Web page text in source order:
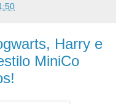
Harry e
MiniCo